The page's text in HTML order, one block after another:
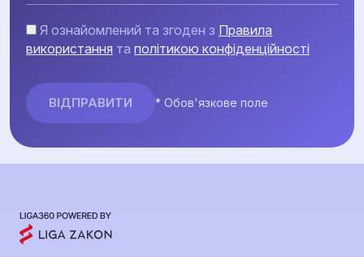
Я ознайомлений та згоден з Правила
використання та політикою конфіденційності
* Обов'язкове поле